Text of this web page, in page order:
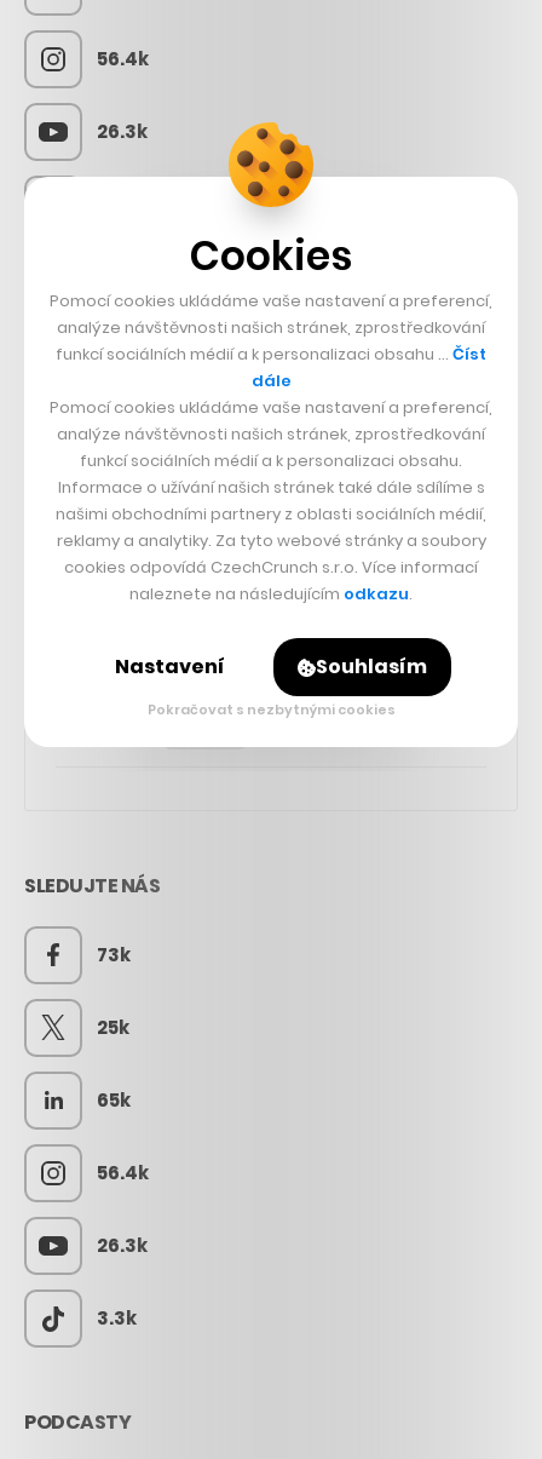
56.4k
26.3k
CZECHCRUNCH JOBS
SLEDUJTE NÁS
73k
25k
65k
56.4k
26.3k
3.3k
PODCASTY
Cookies
Pomocí cookies ukládáme vaše nastavení a preferencí,
analýze návštěvnosti našich stránek, zprostředkování
funkcí sociálních médií a k personalizaci obsahu … Číst
dále
Pomocí cookies ukládáme vaše nastavení a preferencí,
analýze návštěvnosti našich stránek, zprostředkování
funkcí sociálních médií a k personalizaci obsahu.
Informace o užívání našich stránek také dále sdílíme s
našimi obchodními partnery z oblasti sociálních médií,
reklamy a analytiky. Za tyto webové stránky a soubory
cookies odpovídá CzechCrunch s.r.o. Více informací
naleznete na následujícím odkazu.
Nastavení Souhlasím
Pokračovat s nezbytnými cookies